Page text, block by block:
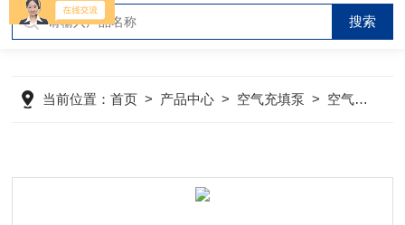
当前位置：首页 > 产品中心 > 空气充填泵 > 空气压缩机